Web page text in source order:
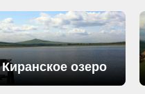
Киранское озеро